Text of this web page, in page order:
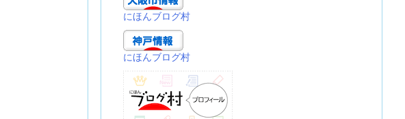
にほんブログ村
にほんブログ村